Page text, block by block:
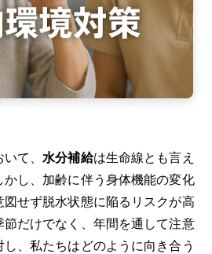
て、 水分補給は生命線とも言え
し、加齢に伴う身体機能の変化
せず脱水状態に陥るリスクが高
節だけでなく、年間を通して注意
、私たちはどのように向き合う